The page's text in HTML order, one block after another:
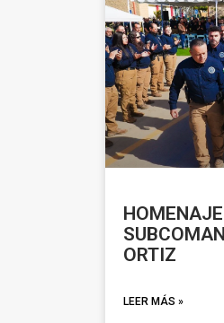
ORTIZ
LEER MÁS »